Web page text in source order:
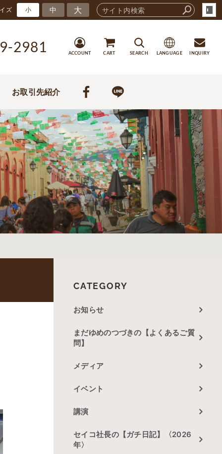
ズ 小 中 大
2981 ACCOUNT CART SEARCH LANGUAGE INQUIRY
お取引先紹介
CATEGORY
お知らせ
まだゆめのつづきの【よくあるご質
問】
メディア
イベント
講演
セイコ社長の【ガチ日記】〈2026
年〉